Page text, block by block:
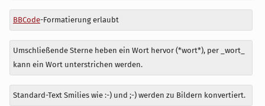
BBCode-Formatierung erlaubt
Umschließende Sterne heben ein Wort hervor (*wort*), per _wort_
kann ein Wort unterstrichen werden.
Standard-Text Smilies wie :-) und ;-) werden zu Bildern konvertiert.